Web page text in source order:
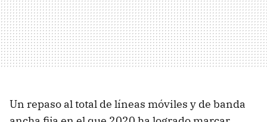
Un repaso al total de líneas móviles y de banda